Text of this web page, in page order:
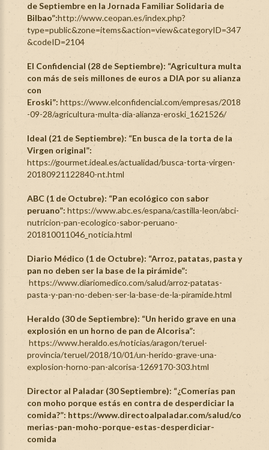
de Septiembre en la Jornada Familiar Solidaria de
Bilbao”:http://www.ceopan.es/index.php?
type=public&zone=items&action=view&categoryID=347
&codeID=2104
El Confidencial (28 de Septiembre): “Agricultura multa
con más de seis millones de euros a DIA por su alianza
con
Eroski”: https://www.elconfidencial.com/empresas/2018
-09-28/agricultura-multa-dia-alianza-eroski_1621526/
Ideal (21 de Septiembre): “En busca de la torta de la
Virgen original”:
https://gourmet.ideal.es/actualidad/busca-torta-virgen-
20180921122840-nt.html
ABC (1 de Octubre): “Pan ecológico con sabor
peruano”: https://www.abc.es/espana/castilla-leon/abci-
nutricion-pan-ecologico-sabor-peruano-
201810011046_noticia.html
Diario Médico (1 de Octubre): “Arroz, patatas, pasta y
pan no deben ser la base de la pirámide”:
https://www.diariomedico.com/salud/arroz-patatas-
pasta-y-pan-no-deben-ser-la-base-de-la-piramide.html
Heraldo (30 de Septiembre): “Un herido grave en una
explosión en un horno de pan de Alcorisa”:
https://www.heraldo.es/noticias/aragon/teruel-
provincia/teruel/2018/10/01/un-herido-grave-una-
explosion-horno-pan-alcorisa-1269170-303.html
Director al Paladar (30 Septiembre): “¿Comerías pan
con moho porque estás en contra de desperdiciar la
comida?”: https://www.directoalpaladar.com/salud/co
merias-pan-moho-porque-estas-desperdiciar-
comida